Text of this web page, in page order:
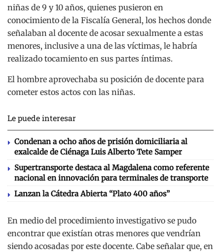
niñas de 9 y 10 años, quienes pusieron en
conocimiento de la Fiscalía General, los hechos donde
señalaban al docente de acosar sexualmente a estas
menores, inclusive a una de las víctimas, le habría
realizado tocamiento en sus partes íntimas.
El hombre aprovechaba su posición de docente para
cometer estos actos con las niñas.
Le puede interesar
Condenan a ocho años de prisión domiciliaria al
exalcalde de Ciénaga Luis Alberto Tete Samper
Supertransporte destaca al Magdalena como referente
nacional en innovación para terminales de transporte
Lanzan la Cátedra Abierta “Plato 400 años”
En medio del procedimiento investigativo se pudo
encontrar que existían otras menores que vendrían
siendo acosadas por este docente. Cabe señalar que, en